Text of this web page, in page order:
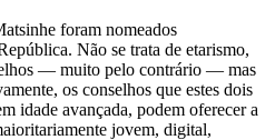
foram nomeados
Não se trata de etarismo,
— muito pelo contrário — mas
os conselhos que estes dois
idade avançada, podem oferecer a
jovem, digital,